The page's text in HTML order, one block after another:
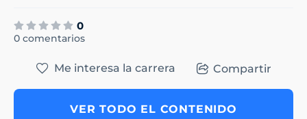
0
0 comentarios
Me interesa la carrera Compartir
VER TODO EL CONTENIDO